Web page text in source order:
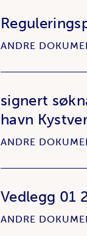
ANDRE
signert
havn
ANDRE
Vedlegg 01
ANDRE